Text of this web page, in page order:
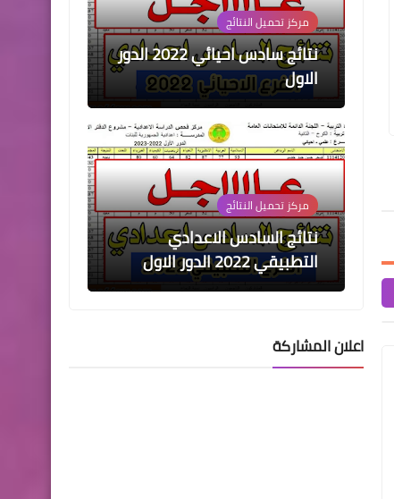
علي المالكي 26 سبتمبر 2024
مباشرة عقود الرعاية بصفة رجل امن
الوجبة الاولى
علي المالكي
اسماء الفائزين
بابل
مركز تحميل النتائج
نتائج سادس احيائي 2022 الدور
الاول
مركز تحميل النتائج
نتائج السادس الاعدادي
التطبيقي 2022 الدور الاول
اعلان المشاركة